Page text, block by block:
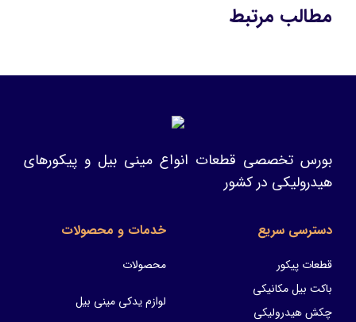
مطالب مرتبط
بورس تخصصی قطعات انواع مینی بیل و پیکورهای
هیدرولیکی در کشور
دسترسی سریع
قطعات پیکور
باکت بیل مکانیکی
چکش هیدرولیکی
خدمات و محصولات
محصولات
لوازم یدکی مینی بیل